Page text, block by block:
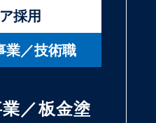
採用
業／技術職
／板金塗